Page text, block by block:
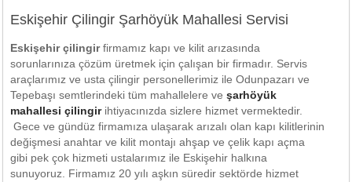
Eskişehir Çilingir Şarhöyük Mahallesi Servisi
Eskişehir çilingirfirmamız kapı ve kilit arızasında
sorunlarınıza çözüm üretmek için çalışan bir firmadır. Servis
araçlarımız ve usta çilingir personellerimiz ile Odunpazarı ve
Tepebaşı semtlerindeki tüm mahallelere veşarhöyük
mahallesi çilingirihtiyacınızda sizlere hizmet vermektedir.
Gece ve gündüz firmamıza ulaşarak arızalı olan kapı kilitlerinin
değişmesi anahtar ve kilit montajı ahşap ve çelik kapı açma
gibi pek çok hizmeti ustalarımız ile Eskişehir halkına
sunuyoruz. Firmamız 20 yılı aşkın süredir sektörde hizmet